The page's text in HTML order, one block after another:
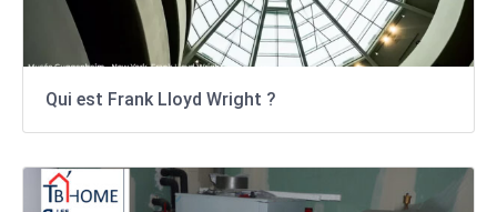
Qui est Frank Lloyd Wright ?